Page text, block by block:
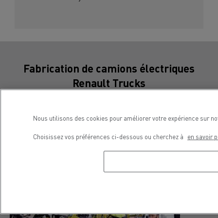
Fabrication de camions électriques
Renault Trucks
Nous utilisons des cookies pour améliorer votre expérience sur
Choisissez vos préférences ci-dessous ou cherchez à en savoir